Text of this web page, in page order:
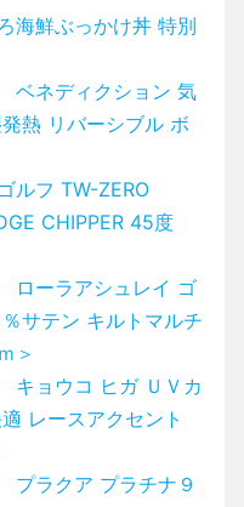
海鮮ぶっかけ丼 特別
ベネディクション 気
熱 リバーシブル ボ
ルフ TW-ZERO
CHIPPER 45度
ローラアシュレイ ゴ
サテン キルトマルチ
＞
キョウコ ヒガ ＵＶカ
レースアクセント
プラクア プラチナ９